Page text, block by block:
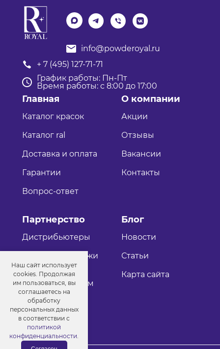
info@powderoyal.ru
+ 7 (495) 127-71-71
График работы: Пн-Пт
Время работы: с 8:00 до 17:00
Главная
Каталог красок
Каталог ral
Доставка и оплата
Гарантии
Вопрос-ответ
О компании
Акции
Отзывы
Вакансии
Контакты
Партнерство
Дистрибьютеры
Оптовые продажи
Как стать
дистрибьютером
Блог
Новости
Статьи
Карта сайта
Наш сайт использует
cookies. Продолжая
им пользоваться, вы
соглашаетесь на
обработку
персональных данных
в соответствии с
политикой
конфиденциальности.